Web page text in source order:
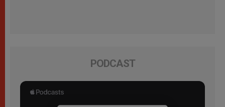
PODCAST